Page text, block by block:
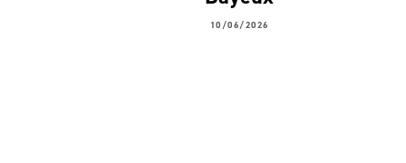
10/06/2026